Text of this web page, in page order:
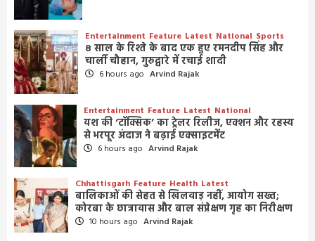
Entertainment Feature Latest National Sports
8 साल के रिश्ते के बाद एक हुए रमनदीप सिंह और
चार्ली चौहान, गुरुद्वारे में रचाई शादी
6 hours ago Arvind Rajak
Entertainment Feature Latest National
यश की ‘टॉक्सिक’ का ट्रेलर रिलीज, एक्शन और रहस्य
से भरपूर अंदाज ने बढ़ाई एक्साइटमेंट
6 hours ago Arvind Rajak
Chhattisgarh Feature Health Latest
बालिकाओं की सेहत से खिलवाड़ नहीं, आयोग सख्त;
कोरबा के छात्रावास और बाल संप्रेक्षण गृह का निरीक्षण
10 hours ago Arvind Rajak